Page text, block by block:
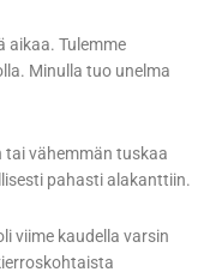
aikaa. Tulemme
Minulla tuo unelma
tai vähemmän tuskaa
pahasti alakanttiin.
viime kaudella varsin